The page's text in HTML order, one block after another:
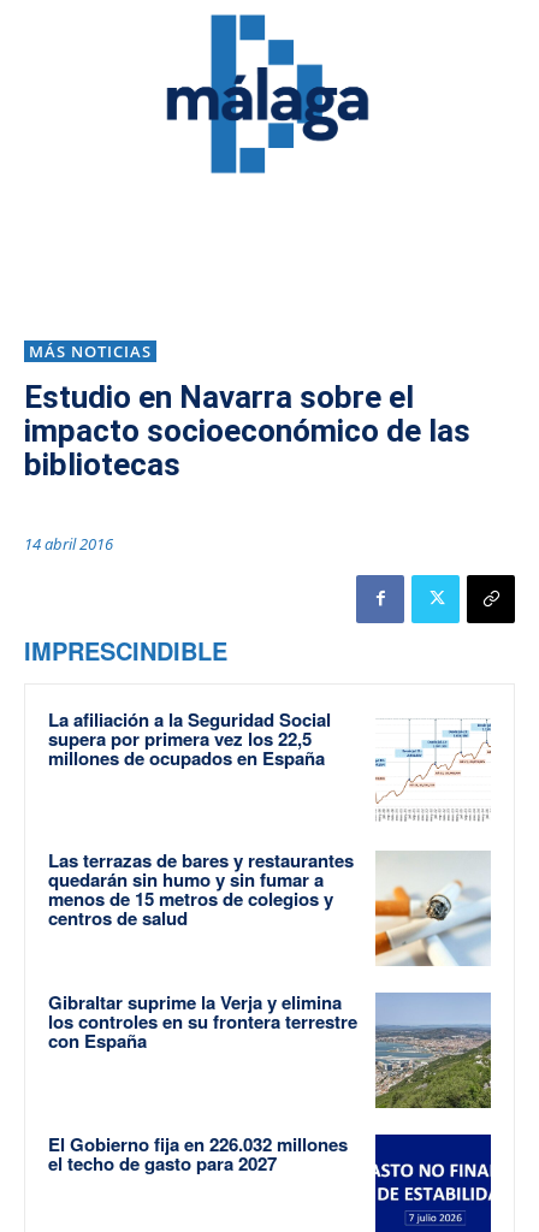
MÁS NOTICIAS
Estudio en Navarra sobre el
impacto socioeconómico de las
bibliotecas
14 abril 2016
IMPRESCINDIBLE
La afiliación a la Seguridad Social
supera por primera vez los 22,5
millones de ocupados en España
Las terrazas de bares y restaurantes
quedarán sin humo y sin fumar a
menos de 15 metros de colegios y
centros de salud
Gibraltar suprime la Verja y elimina
los controles en su frontera terrestre
con España
El Gobierno fija en 226.032 millones
el techo de gasto para 2027